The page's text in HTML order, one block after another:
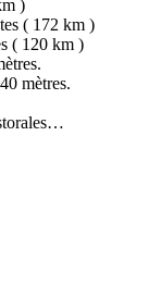
)
( 172 km )
( 120 km )
mètres.